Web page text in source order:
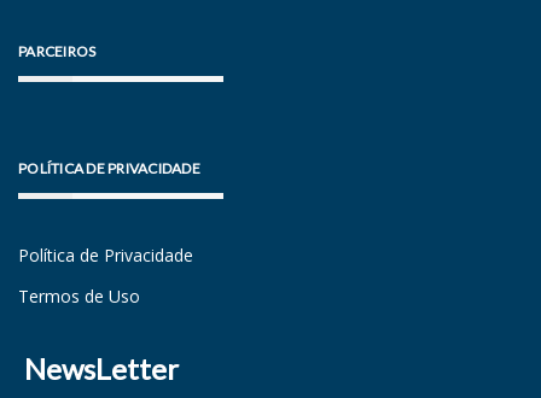
PARCEIROS
POLÍTICA DE PRIVACIDADE
Política de Privacidade
Termos de Uso
NewsLetter